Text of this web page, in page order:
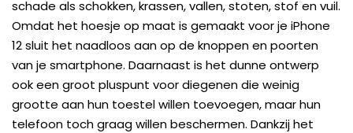
schade als schokken, krassen, vallen, stoten, stof en vuil.
Omdat het hoesje op maat is gemaakt voor je iPhone
12 sluit het naadloos aan op de knoppen en poorten
van je smartphone. Daarnaast is het dunne ontwerp
ook een groot pluspunt voor diegenen die weinig
grootte aan hun toestel willen toevoegen, maar hun
telefoon toch graag willen beschermen. Dankzij het